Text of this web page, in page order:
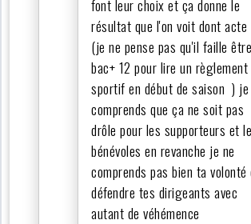
font leur choix et ça donne le
résultat que l'on voit dont acte
(je ne pense pas qu'il faille être
bac+ 12 pour lire un règlement
sportif en début de saison ) je
comprends que ça ne soit pas
drôle pour les supporteurs et
bénévoles en revanche je ne
comprends pas bien ta volonté
défendre tes dirigeants avec
autant de véhémence